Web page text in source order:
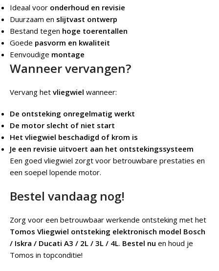
Ideaal voor onderhoud en revisie
Duurzaam en slijtvast ontwerp
Bestand tegen hoge toerentallen
Goede pasvorm en kwaliteit
Eenvoudige montage
Wanneer vervangen?
Vervang het vliegwiel wanneer:
De ontsteking onregelmatig werkt
De motor slecht of niet start
Het vliegwiel beschadigd of krom is
Je een revisie uitvoert aan het ontstekingssysteem
Een goed vliegwiel zorgt voor betrouwbare prestaties en
een soepel lopende motor.
Bestel vandaag nog!
Zorg voor een betrouwbaar werkende ontsteking met het
Tomos Vliegwiel ontsteking elektronisch model Bosch
/ Iskra / Ducati A3 / 2L / 3L / 4L. Bestel nu en houd je
Tomos in topconditie!